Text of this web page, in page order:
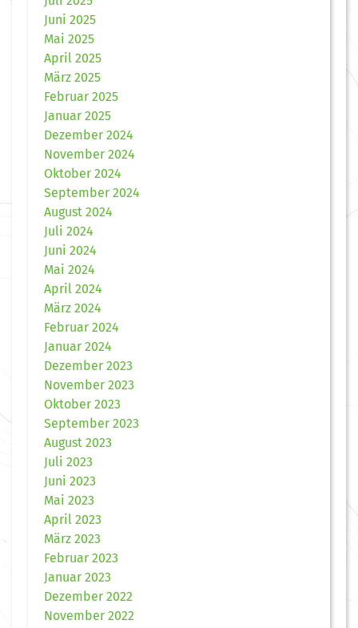
Juni 2025
Mai 2025
April 2025
März 2025
Februar 2025
Januar 2025
Dezember 2024
November 2024
Oktober 2024
September 2024
August 2024
Juli 2024
Juni 2024
Mai 2024
April 2024
März 2024
Februar 2024
Januar 2024
Dezember 2023
November 2023
Oktober 2023
September 2023
August 2023
Juli 2023
Juni 2023
Mai 2023
April 2023
März 2023
Februar 2023
Januar 2023
Dezember 2022
November 2022